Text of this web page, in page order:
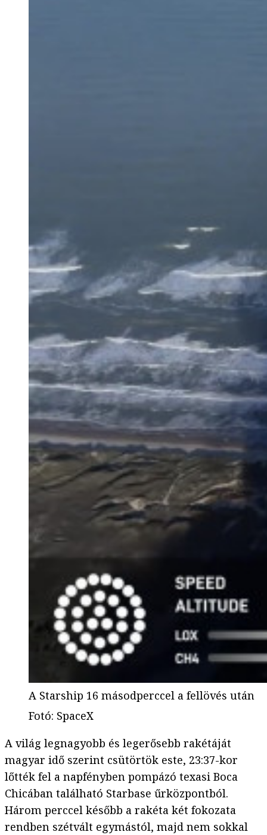
A Starship 16 másodperccel a fellövés után
Fotó: SpaceX
A világ legnagyobb és legerősebb rakétáját
magyar idő szerint csütörtök este, 23:37-kor
lőtték fel a napfényben pompázó texasi Boca
Chicában található Starbase űrközpontból.
Három perccel később a rakéta két fokozata
rendben szétvált egymástól, majd nem sokkal